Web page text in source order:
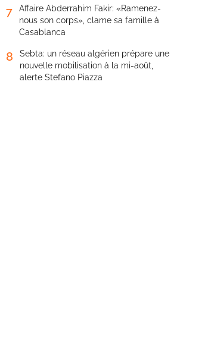
7
Affaire Abderrahim Fakir: «Ramenez-
nous son corps», clame sa famille à
Casablanca
8
Sebta: un réseau algérien prépare une
nouvelle mobilisation à la mi-août,
alerte Stefano Piazza